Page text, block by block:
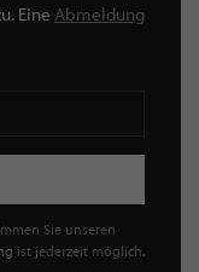
Eine Abmeldung
Sie unseren
ist jederzeit möglich.